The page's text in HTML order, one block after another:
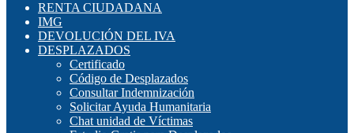
RENTA CIUDADANA
IMG
DEVOLUCIÓN DEL IVA
DESPLAZADOS
Certificado
Código de Desplazados
Consultar Indemnización
Solicitar Ayuda Humanitaria
Chat unidad de Víctimas